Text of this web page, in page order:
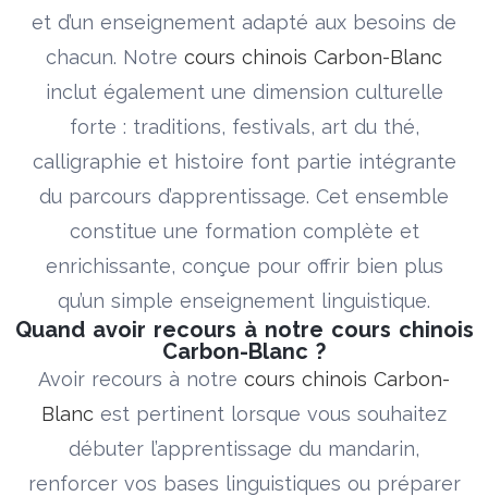
et d’un enseignement adapté aux besoins de
chacun. Notre cours chinois Carbon-Blanc
inclut également une dimension culturelle
forte : traditions, festivals, art du thé,
calligraphie et histoire font partie intégrante
du parcours d’apprentissage. Cet ensemble
constitue une formation complète et
enrichissante, conçue pour offrir bien plus
qu’un simple enseignement linguistique.
Quand avoir recours à notre cours chinois
Carbon-Blanc ?
Avoir recours à notre cours chinois Carbon-
Blanc est pertinent lorsque vous souhaitez
débuter l’apprentissage du mandarin,
renforcer vos bases linguistiques ou préparer